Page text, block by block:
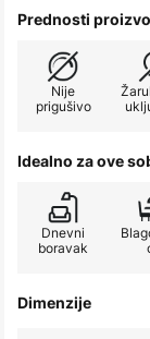
Prednosti
Nije
prigušivo
Idealno za ove
Dnevni
boravak
Dimenzije